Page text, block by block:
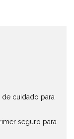
de cuidado para
seguro para